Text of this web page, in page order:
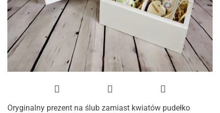
Oryginalny prezent na ślub zamiast kwiatów pudełko